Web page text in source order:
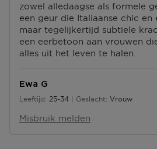
zowel alledaagse als formele
een geur die Italiaanse chic en
maar tegelijkertijd subtiele
een eerbetoon aan vrouwen
alles uit het leven te halen.
Ewa G
Leeftijd
25 tot 3425-34 Geslacht Vrouw
Misbruik melden